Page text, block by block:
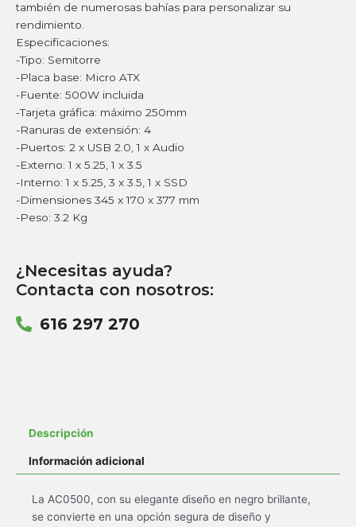
también de numerosas bahías para personalizar su
rendimiento.
Especificaciones:
-Tipo: Semitorre
-Placa base: Micro ATX
-Fuente: 500W incluida
-Tarjeta gráfica: máximo 250mm
-Ranuras de extensión: 4
-Puertos: 2 x USB 2.0, 1 x Audio
-Externo: 1 x 5.25, 1 x 3.5
-Interno: 1 x 5.25, 3 x 3.5, 1 x SSD
-Dimensiones 345 x 170 x 377 mm
-Peso: 3.2 Kg
¿Necesitas ayuda?
Contacta con nosotros:
616 297 270
Descripción
Información adicional
La AC0500, con su elegante diseño en negro brillante,
se convierte en una opción segura de diseño y